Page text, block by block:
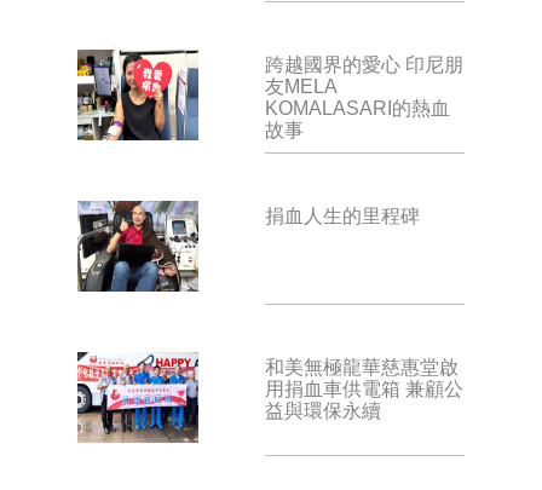
跨越國界的愛心 印尼朋
友MELA
KOMALASARI的熱血
故事
捐血人生的里程碑
和美無極龍華慈惠堂啟
用捐血車供電箱 兼顧公
益與環保永續